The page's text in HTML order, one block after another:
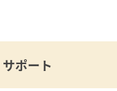
サポート